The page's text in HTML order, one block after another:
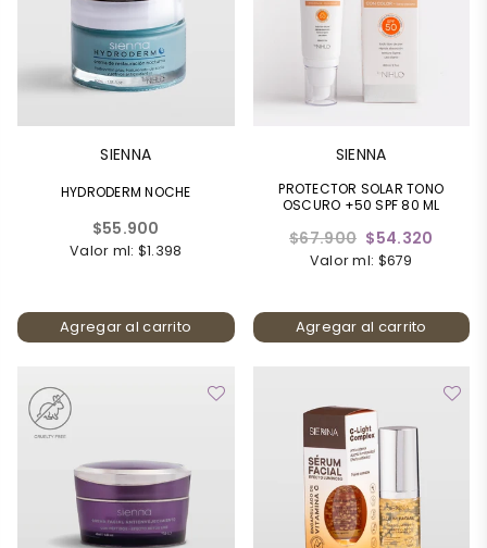
SIENNA
HYDRODERM NOCHE
Precio
habitual
$55.900
Valor ml: $1.398
Agregar al carrito
SIENNA
PROTECTOR SOLAR TONO
OSCURO +50 SPF 80 ML
Precio
habitual
$67.900 $54.320
Valor ml: $679
Agregar al carrito